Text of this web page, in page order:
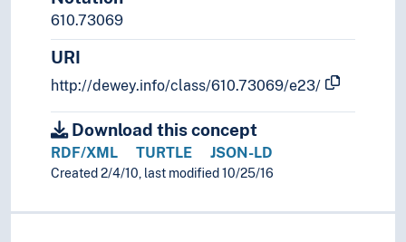
610.73069
URI
http://dewey.info/class/610.73069/e23/
Download this concept
RDF/XML TURTLE JSON-LD
Created 2/4/10, last modified 10/25/16